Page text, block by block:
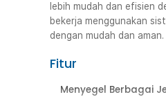
lebih mudah dan efisien
bekerja menggunakan
dengan mudah dan aman.
Fitur
Menyegel Berbagai